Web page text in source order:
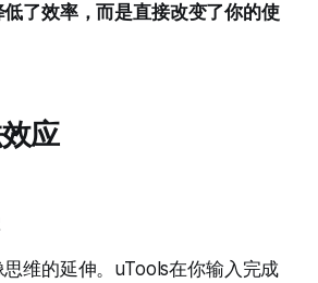
了效率，而是直接改变了你的使
应
维的延伸。uTools在你输入完成